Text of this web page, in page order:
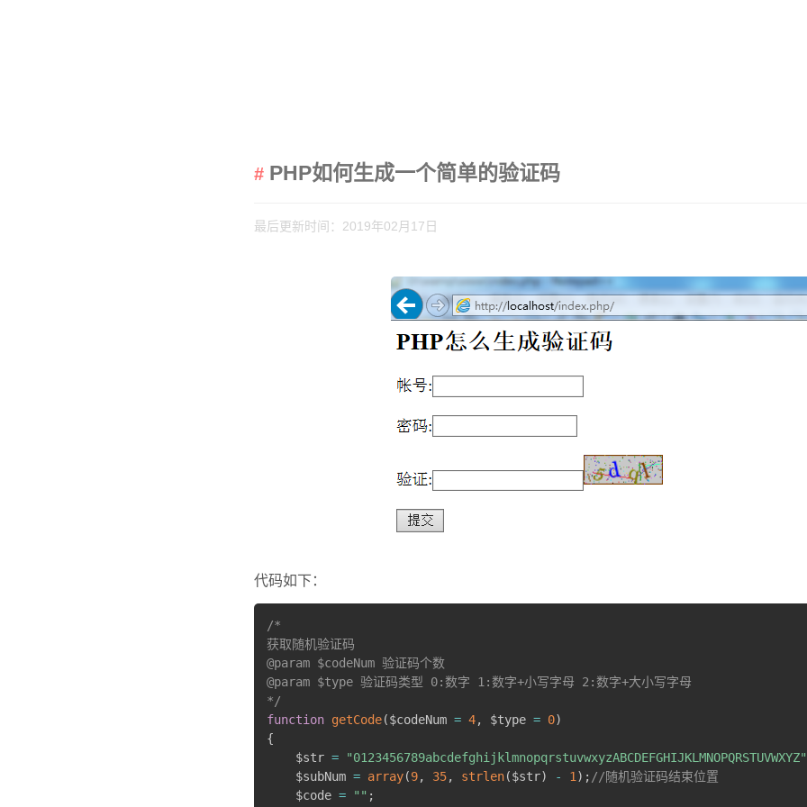
PHP如何生成一个简单的验证码
最后更新时间：2019年02月17日
代码如下：
/*
获取随机验证码
@param $codeNum 验证码个数
@param $type 验证码类型 0:数字 1:数字+小写字母 2:数字+大小写字母
*/
function getCode($codeNum = 4, $type = 0)
{
    $str
=
"0123456789abcdefghijklmnopqrstuvwxyzABCDEFGHIJKLMNOPQRSTUVWXYZ"
    $subNum
= array(9, 35, strlen($str) - 1 ) ; //随机验证码结束位置
    $code
= "" ;